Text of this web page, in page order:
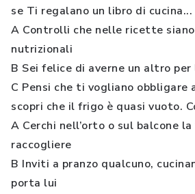
se Ti regalano un libro di cucina...
A Controlli che nelle ricette
nutrizionali
B Sei felice di averne un altro
C Pensi che ti vogliano obbligare
scopri che il frigo è quasi vuoto.
A Cerchi nell’orto o sul balcone
raccogliere
B Inviti a pranzo qualcuno,
porta lui